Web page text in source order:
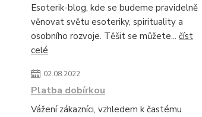
Esoterik-blog, kde se budeme pravidelně
věnovat světu esoteriky, spirituality a
osobního rozvoje. Těšit se můžete... číst
celé
02.08.2022
Platba dobírkou
Vážení zákazníci, vzhledem k častému